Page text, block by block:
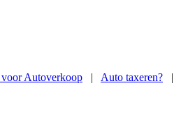
Autoverkoop | Auto taxeren? |